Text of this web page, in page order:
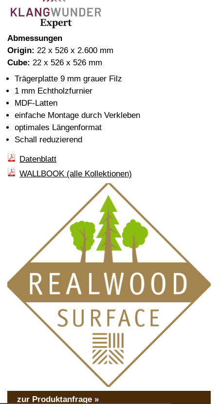
Abmessungen
Origin: 22 x 526 x 2.600 mm
Cube: 22 x 526 x 526 mm
Trägerplatte 9 mm grauer Filz
1 mm Echtholzfurnier
MDF-Latten
einfache Montage durch Verkleben
optimales Längenformat
Schall reduzierend
Datenblatt
WALLBOOK (alle Kollektionen)
zur Produktanfrage »